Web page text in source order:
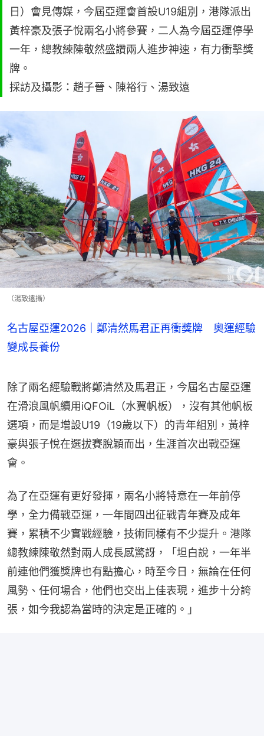
日）會見傳媒，今屆亞運會首設U19組別，港隊派出
黃梓豪及張子悅兩名小將參賽，二人為今屆亞運停學
一年，總教練陳敬然盛讚兩人進步神速，有力衝擊獎
牌。
採訪及攝影：趙子晉、陳裕行、湯致遠
（湯致遠攝）
名古屋亞運2026｜鄭清然馬君正再衝獎牌 奧運經驗
變成長養份
除了兩名經驗戰將鄭清然及馬君正，今屆名古屋亞運
在滑浪風帆續用iQFOiL（水翼帆板），沒有其他帆板
選項，而是增設U19（19歲以下）的青年組別，黃梓
豪與張子悅在選拔賽脫穎而出，生涯首次出戰亞運
會。
為了在亞運有更好發揮，兩名小將特意在一年前停
學，全力備戰亞運，一年間四出征戰青年賽及成年
賽，累積不少實戰經驗，技術同樣有不少提升。港隊
總教練陳敬然對兩人成長感驚訝，「坦白說，一年半
前連他們獲獎牌也有點擔心，時至今日，無論在任何
風勢、任何場合，他們也交出上佳表現，進步十分誇
張，如今我認為當時的決定是正確的。」